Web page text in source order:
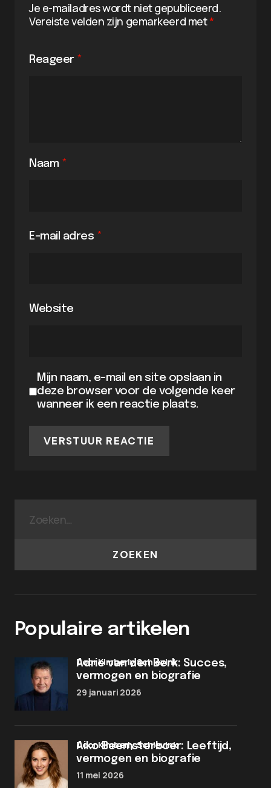
Je e-mailadres wordt niet gepubliceerd.
Vereiste velden zijn gemarkeerd met*
Reageer *
Naam *
E-mail adres *
Website
Mijn naam, e-mail en site opslaan in
deze browser voor de volgende keer
wanneer ik een reactie plaats.
VERSTUUR REACTIE
ZOEKEN
Populaire artikelen
Adrie van den Berk: Succes,
vermogen en biografie
door Kimberly Schievink
29 januari 2026
Aiko Beemsterboer: Leeftijd,
vermogen en biografie
door Kimberly Schievink
11 mei 2026